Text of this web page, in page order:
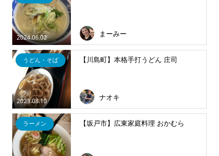
2024.06.02 まーみー
2023.08.10
うどん・そば 【川島町】本格手打うどん 庄司
ナオキ
ラーメン 【坂戸市】広東家庭料理 おかむら